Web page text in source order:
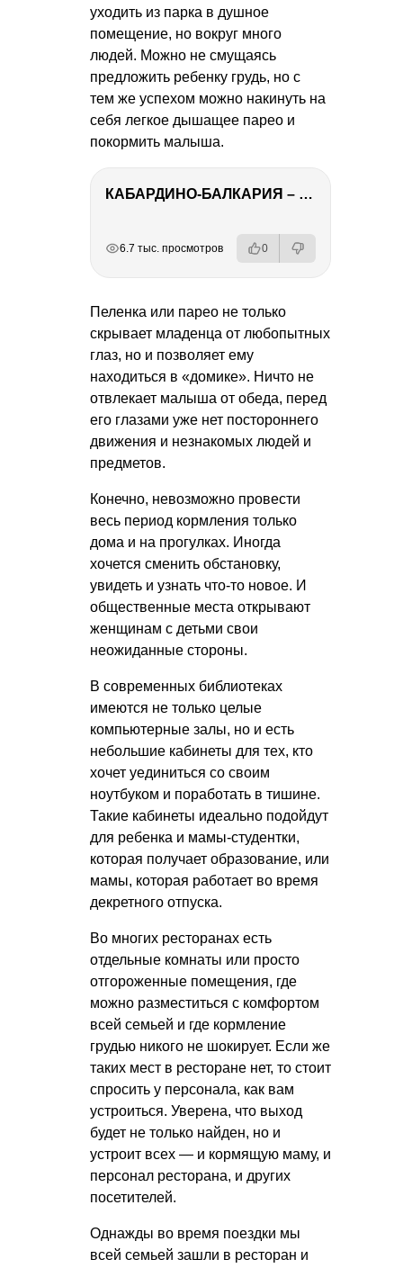
уходить из парка в душное
помещение, но вокруг много
людей. Можно не смущаясь
предложить ребенку грудь, но с
тем же успехом можно накинуть на
себя легкое дышащее парео и
покормить малыша.
КАБАРДИНО-БАЛКАРИЯ – ПУТЕШЕСТВИЕ НА КАВКАЗ часть 3
6.7 тыс. просмотров 0
Пеленка или парео не только
скрывает младенца от любопытных
глаз, но и позволяет ему
находиться в «домике». Ничто не
отвлекает малыша от обеда, перед
его глазами уже нет постороннего
движения и незнакомых людей и
предметов.
Конечно, невозможно провести
весь период кормления только
дома и на прогулках. Иногда
хочется сменить обстановку,
увидеть и узнать что-то новое. И
общественные места открывают
женщинам с детьми свои
неожиданные стороны.
В современных библиотеках
имеются не только целые
компьютерные залы, но и есть
небольшие кабинеты для тех, кто
хочет уединиться со своим
ноутбуком и поработать в тишине.
Такие кабинеты идеально подойдут
для ребенка и мамы-студентки,
которая получает образование, или
мамы, которая работает во время
декретного отпуска.
Во многих ресторанах есть
отдельные комнаты или просто
отгороженные помещения, где
можно разместиться с комфортом
всей семьей и где кормление
грудью никого не шокирует. Если же
таких мест в ресторане нет, то стоит
спросить у персонала, как вам
устроиться. Уверена, что выход
будет не только найден, но и
устроит всех — и кормящую маму, и
персонал ресторана, и других
посетителей.
Однажды во время поездки мы
всей семьей зашли в ресторан и